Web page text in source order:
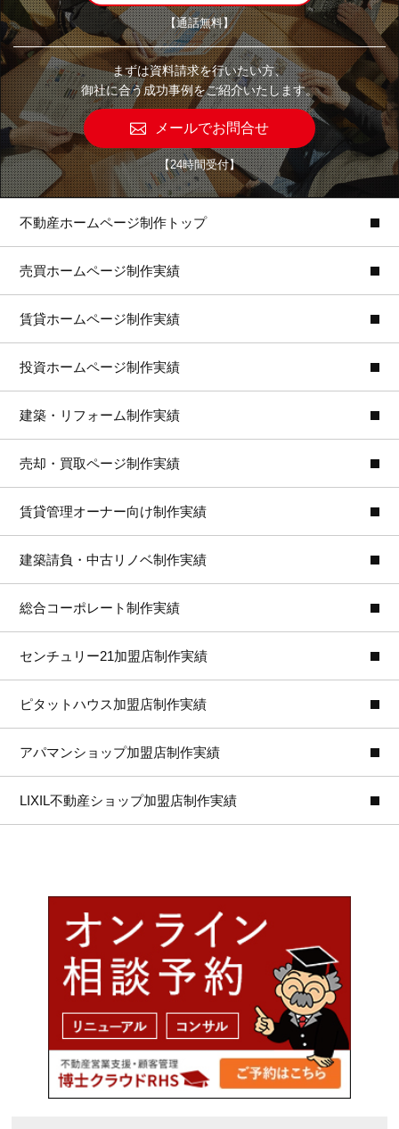
【通話無料】
まずは資料請求を行いたい方、
御社に合う成功事例をご紹介いたします。
メールでお問合せ
【24時間受付】
不動産ホームページ制作トップ
売買ホームページ制作実績
賃貸ホームページ制作実績
投資ホームページ制作実績
建築・リフォーム制作実績
売却・買取ページ制作実績
賃貸管理オーナー向け制作実績
建築請負・中古リノベ制作実績
総合コーポレート制作実績
センチュリー21加盟店制作実績
ピタットハウス加盟店制作実績
アパマンショップ加盟店制作実績
LIXIL不動産ショップ加盟店制作実績